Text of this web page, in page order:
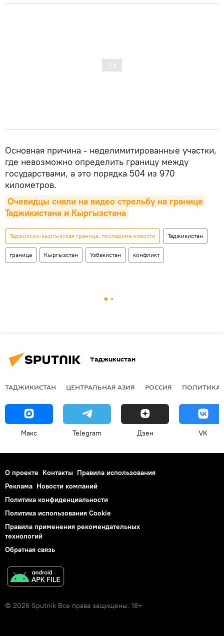
Основная причина - неделимитированные участки,
где невозможно определить границу между
государствами, а это порядка 504 из 970
километров.
Очевидцы сняли на видео стрельбу на границе
Таджикистана и Кыргызстана
Таджикско-кыргызская граница: последние новости Таджикистан
граница Кыргызстан Узбекистан конфликт
Таджикистан
ТАДЖИКИСТАН ЦЕНТРАЛЬНАЯ АЗИЯ РОССИЯ ПОЛИТИКА
Макс Telegram Дзен VK
О проекте Контакты Правила использования
Реклама Новости компаний
Политика конфиденциальности
Политика использования Cookie
Правила применения рекомендательных
технологий
Обратная связь
© 2026 Sputnik Все права защищены. 18+